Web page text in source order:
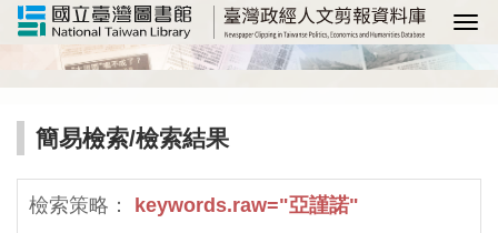
選
簡易檢索/檢索結果
檢索策略： keywords.raw="亞謹諾"